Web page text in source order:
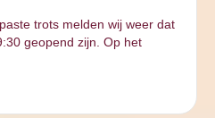
trots melden wij weer dat
geopend zijn. Op het